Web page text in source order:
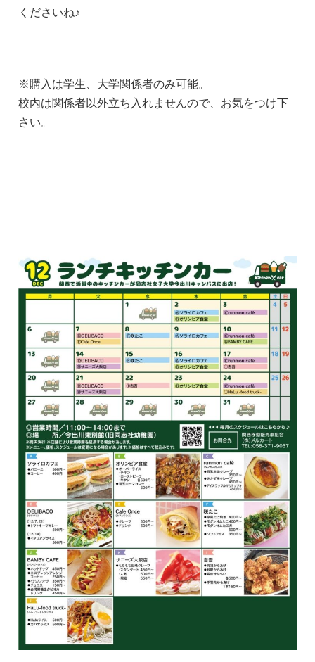
くださいね♪
※購入は学生、大学関係者のみ可能。
校内は関係者以外立ち入れませんので、お気をつけ下
さい。